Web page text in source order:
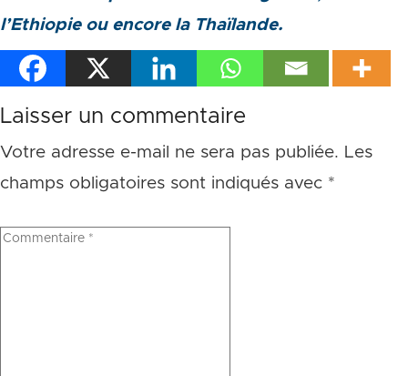
l’Ethiopie ou encore la Thaïlande.
Laisser un commentaire
Votre adresse e-mail ne sera pas publiée. Les
champs obligatoires sont indiqués avec *